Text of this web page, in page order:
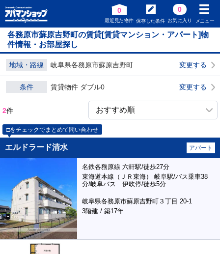
0
最近見た物件 保存した条件
0
お気に入り メニュー
各務原市蘇原吉野町の賃貸[賃貸マンション・アパート]物
件情報・お部屋探し
地域・路線 岐阜県各務原市蘇原吉野町 変更する
条件 賃貸物件 ダブル0 変更する
2件
□をチェックでまとめて問い合わせ
エルドラード清水 アパート
名鉄各務原線 六軒駅/徒歩27分
東海道本線（ＪＲ東海） 岐阜駅/バス乗車38
分/岐阜バス 伊吹停/徒歩5分
岐阜県各務原市蘇原吉野町３丁目 20-1
3階建 / 築17年